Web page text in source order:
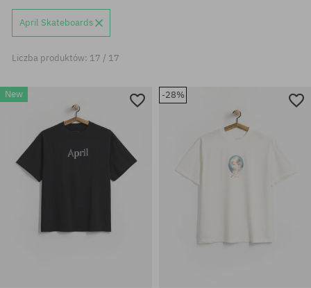
April Skateboards
Liczba produktów: 17 / 17
New -28%